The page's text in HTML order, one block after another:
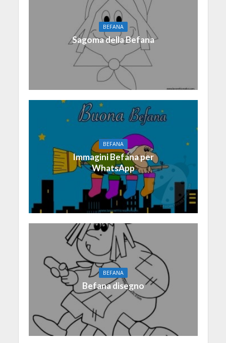
BEFANA
Sagoma della Befana
BEFANA
Immagini Befana per
WhatsApp
BEFANA
Befana disegno